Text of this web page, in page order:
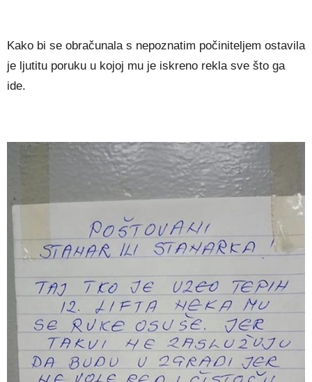
Kako bi se obračunala s nepoznatim počiniteljem ostavila
je ljutitu poruku u kojoj mu je iskreno rekla sve što ga
ide.